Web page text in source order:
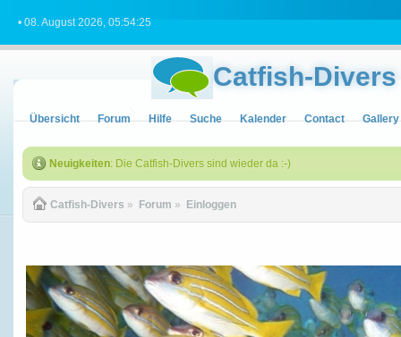
• 08. August 2026, 05:54:25
Catfish-Divers
Übersicht Forum Hilfe Suche Kalender Contact Gallery
Neuigkeiten: Die Catfish-Divers sind wieder da :-)
Catfish-Divers » Forum » Einloggen